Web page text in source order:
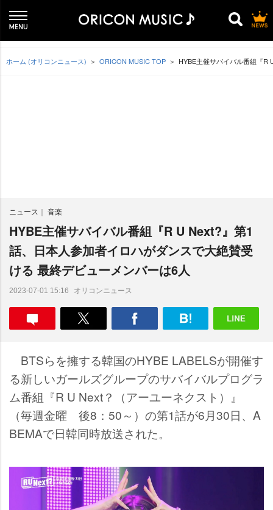
ホーム (オリコンニュース) ORICON MUSIC TOP HYBE主催サバイバル番組『R
ニュース 音楽
HYBE主催サバイバル番組『R U Next?』第1
話、日本人参加者イロハがダンスで大絶賛受
ける 最終デビューメンバーは6人
2023-07-01 15:16 オリコンニュース
BTSらを擁する韓国のHYBE LABELSが開催す
る新しいガールズグループのサバイバルプログラ
ム番組『R U Next？（アーユーネクスト）』
（毎週金曜 後8：50～）の第1話が6月30日、A
BEMAで日韓同時放送された。